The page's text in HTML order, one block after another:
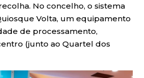
No concelho, o sistema
Volta, um equipamento
de processamento,
(junto ao Quartel dos